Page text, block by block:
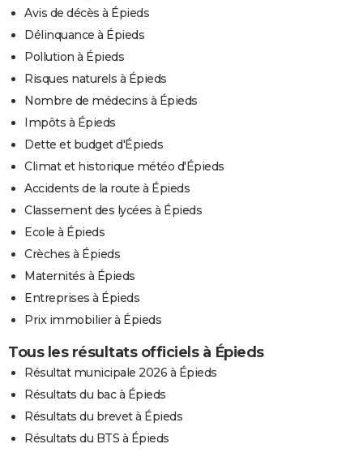
Avis de décès à Épieds
Délinquance à Épieds
Pollution à Épieds
Risques naturels à Épieds
Nombre de médecins à Épieds
Impôts à Épieds
Dette et budget d'Épieds
Climat et historique météo d'Épieds
Accidents de la route à Épieds
Classement des lycées à Épieds
Ecole à Épieds
Crèches à Épieds
Maternités à Épieds
Entreprises à Épieds
Prix immobilier à Épieds
Tous les résultats officiels à Épieds
Résultat municipale 2026 à Épieds
Résultats du bac à Épieds
Résultats du brevet à Épieds
Résultats du BTS à Épieds